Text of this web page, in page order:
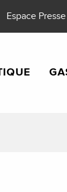
Espace Presse